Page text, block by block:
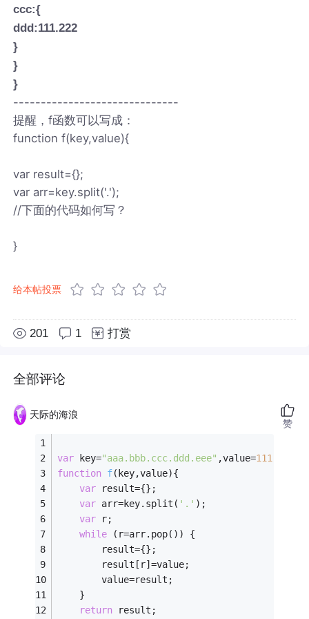
ccc:{
ddd:111.222
}
}
}
------------------------------
提醒，f函数可以写成：
function f(key,value){
var result={};
var arr=key.split('.');
//下面的代码如何写？
}
给本帖投票
201 1 打赏
全部评论
天际的海浪
var key="aaa.bbb.ccc.ddd.eee" ,value=111.222
function f( key,value){
var result={};
var arr=key.split( '.' );
var r;
while (r=arr.pop()) {
		result={};
		result[r]=value;
		value=result;
	}
return result;
赞